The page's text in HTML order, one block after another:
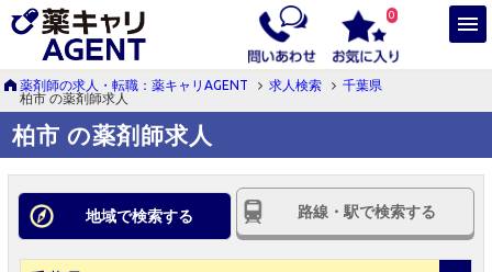
0
薬剤師の求人・転職：薬キャリAGENT 求人検索
千葉県
柏市 の薬剤師求人
柏市 の薬剤師求人
地域で検索する 路線・駅で検索する